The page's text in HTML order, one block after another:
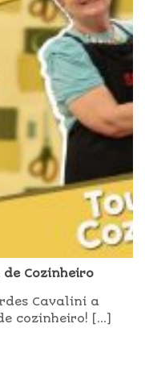
de Cozinheiro
Cavalini a
cozinheiro! [...]